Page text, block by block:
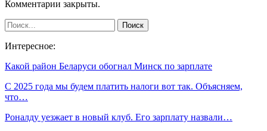
Комментарии закрыты.
Интересное:
Какой район Беларуси обогнал Минск по зарплате
С 2025 года мы будем платить налоги вот так. Объясняем,
что…
Роналду уезжает в новый клуб. Его зарплату назвали…